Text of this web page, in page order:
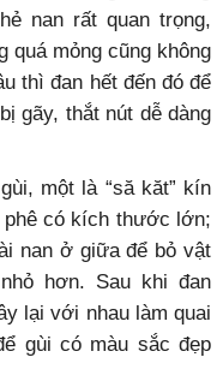
nan rất quan trọng,
quá mỏng cũng không
thì đan hết đến đó để
gãy, thắt nút dễ dàng
một là “să kăt” kín
phê có kích thước lớn;
nan ở giữa để bỏ vật
hơn. Sau khi đan
lại với nhau làm quai
gùi có màu sắc đẹp